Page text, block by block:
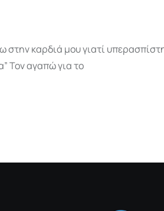
καρδιά μου γιατί
Τον αγαπώ για το